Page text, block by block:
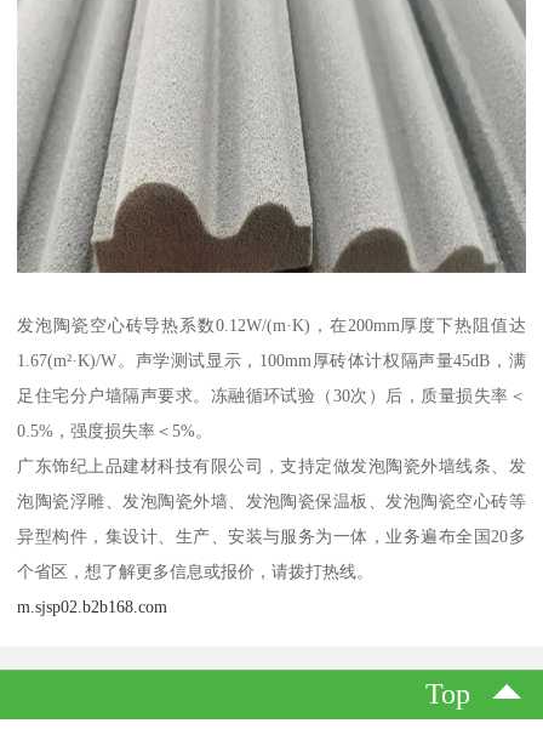
发泡陶瓷空心砖导热系数0.12W/(m·K)，在200mm厚度下热阻值达
1.67(m²·K)/W。声学测试显示，100mm厚砖体计权隔声量45dB，满
足住宅分户墙隔声要求。冻融循环试验（30次）后，质量损失率＜
0.5%，强度损失率＜5%。
广东饰纪上品建材科技有限公司，支持定做发泡陶瓷外墙线条、发
泡陶瓷浮雕、发泡陶瓷外墙、发泡陶瓷保温板、发泡陶瓷空心砖等
异型构件，集设计、生产、安装与服务为一体，业务遍布全国20多
个省区，想了解更多信息或报价，请拨打热线。
m.sjsp02.b2b168.com
Top